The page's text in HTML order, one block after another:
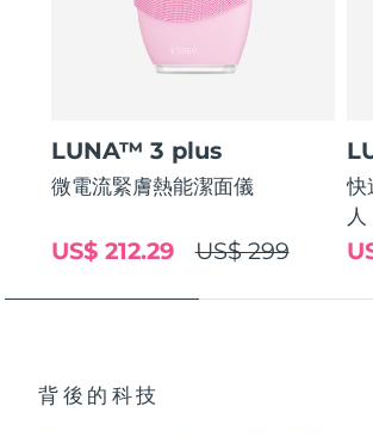
LUNA™ 3 plus
微電流緊膚熱能潔面儀
US$ 299
US$ 212.29
快
人
背後的科技